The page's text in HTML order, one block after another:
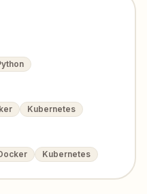
Kubernetes
Kubernetes